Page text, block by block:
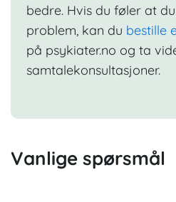
bedre. Hvis du føler at
problem, kan du bestille
på psykiater.no og ta
samtalekonsultasjoner.
Vanlige spørsmål